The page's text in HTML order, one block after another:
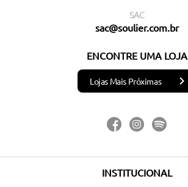
SAC
sac@soulier.com.br
ENCONTRE UMA LOJA
Lojas Mais Próximas
INSTITUCIONAL